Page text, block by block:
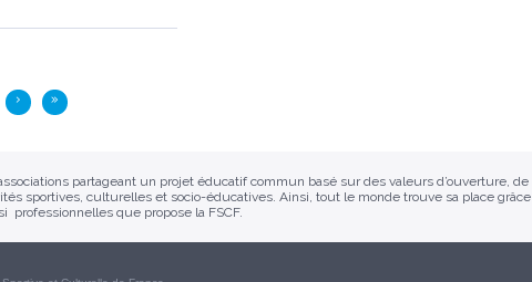
› »
partageant un projet éducatif commun basé sur des valeurs d’ouverture, de
sportives, culturelles et socio-éducatives. Ainsi, tout le monde trouve sa place grâce
professionnelles que propose la FSCF.